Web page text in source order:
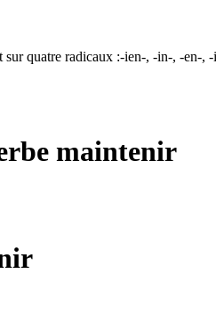
quatre radicaux :-ien-, -in-, -en-, -
maintenir